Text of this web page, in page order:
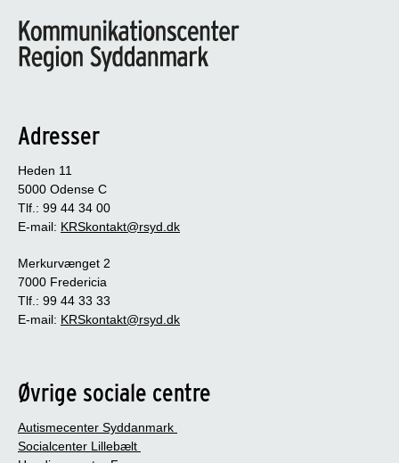
Adresser
Heden 11
5000 Odense C
Tlf.: 99 44 34 00
E-mail: KRSkontakt@rsyd.dk
Merkurvænget 2
7000 Fredericia
Tlf.: 99 44 33 33
E-mail: KRSkontakt@rsyd.dk
Øvrige sociale centre
Autismecenter Syddanmark
Socialcenter Lillebælt